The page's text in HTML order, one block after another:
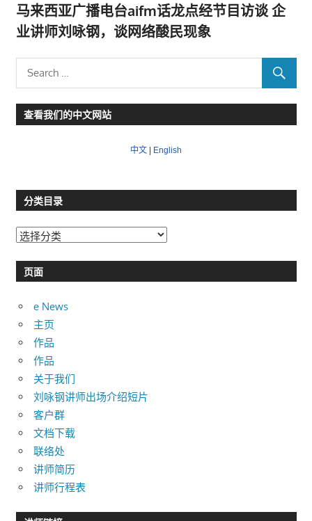
马来西亚广播电台aifm话龙点经节目访谈 企
业讲师刘咏钢，谈网络酸民现象
查看我们的中文网站
中文 English
分类目录
分
目页面
e News
主页
作品
作品
关于我们
刘咏钢讲师出场介绍短片
客户群
文档下载
联络处
讲师简历
讲师行程表